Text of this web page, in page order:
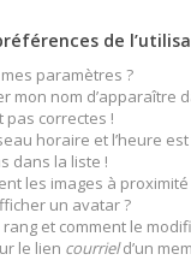
de
paramètres ?
mon nom d’apparaître
pas correctes !
horaire et l’heure
dans la liste !
les images à
un avatar ?
rang et comment le
le lien courrield’un